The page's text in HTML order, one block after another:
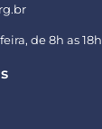
de 8h as 18h